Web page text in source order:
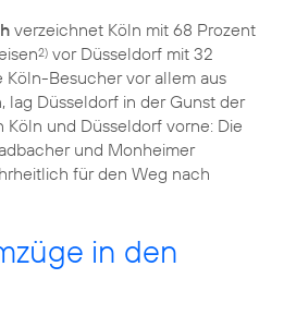
verzeichnet Köln mit 68 Prozent
2) vor Düsseldorf mit 32
Köln-Besucher vor allem aus
lag Düsseldorf in der Gunst der
Köln und Düsseldorf vorne: Die
und Monheimer
für den Weg nach
in den